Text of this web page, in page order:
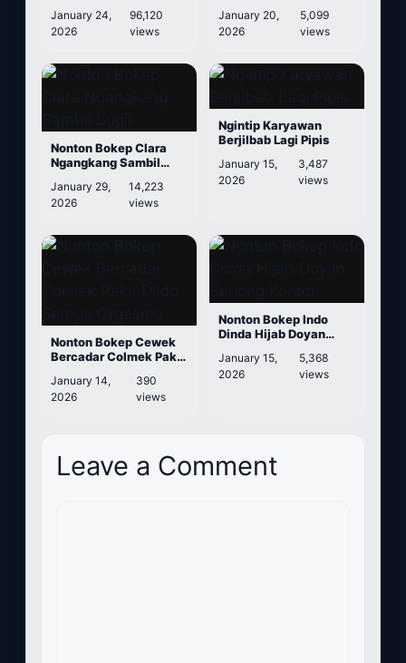
January 24,
2026
96,120
views
January 20,
2026
5,099
views
Nonton Bokep Clara
Ngangkang Sambil
January 29,
2026
14,223
views
Ngintip Karyawan
Berjilbab Lagi Pipis
January 15,
2026
3,487
views
Nonton Bokep Cewek
Bercadar Colmek Pake
January 14,
2026
390
views
Nonton Bokep Indo
Dinda Hijab Doyan
January 15,
2026
5,368
views
Leave a Comment